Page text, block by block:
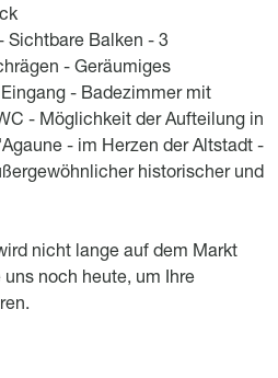
Sichtbare Balken - 3
- Geräumiges
- Badezimmer mit
- Möglichkeit der Aufteilung in
- im Herzen der Altstadt -
historischer und
nicht lange auf dem Markt
noch heute, um Ihre